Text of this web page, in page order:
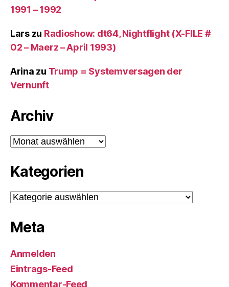
1991 – 1992
Larszu Radioshow: dt64, Nightflight (X-FILE #
02 – Maerz – April 1993)
Arina zu Trump = Systemversagen der
Vernunft
Archiv
Archiv
Kategorien
Kategorien
Meta
Anmelden
Eintrags-Feed
Kommentar-Feed